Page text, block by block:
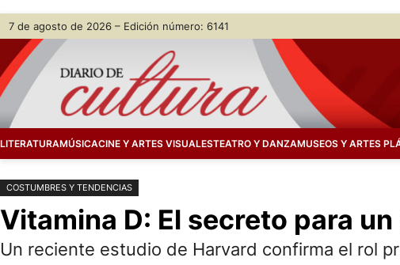
Saltar
contenido
Skip
content
7 de agosto de 2026 – Edición número: 6141
LITERATURAMÚSICACINE Y ARTES VISUALESTEATRO Y DANZAMUSEOS Y ARTES
COSTUMBRES Y TENDENCIAS
Vitamina D: El secreto para
Un reciente estudio de Harvard confirma el rol